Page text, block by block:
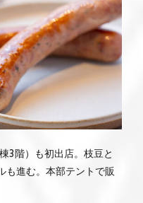
3階）も初出店。枝豆と
も進む。本部テントで販